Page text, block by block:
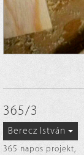
365/3
Berecz István
365 napos projekt,